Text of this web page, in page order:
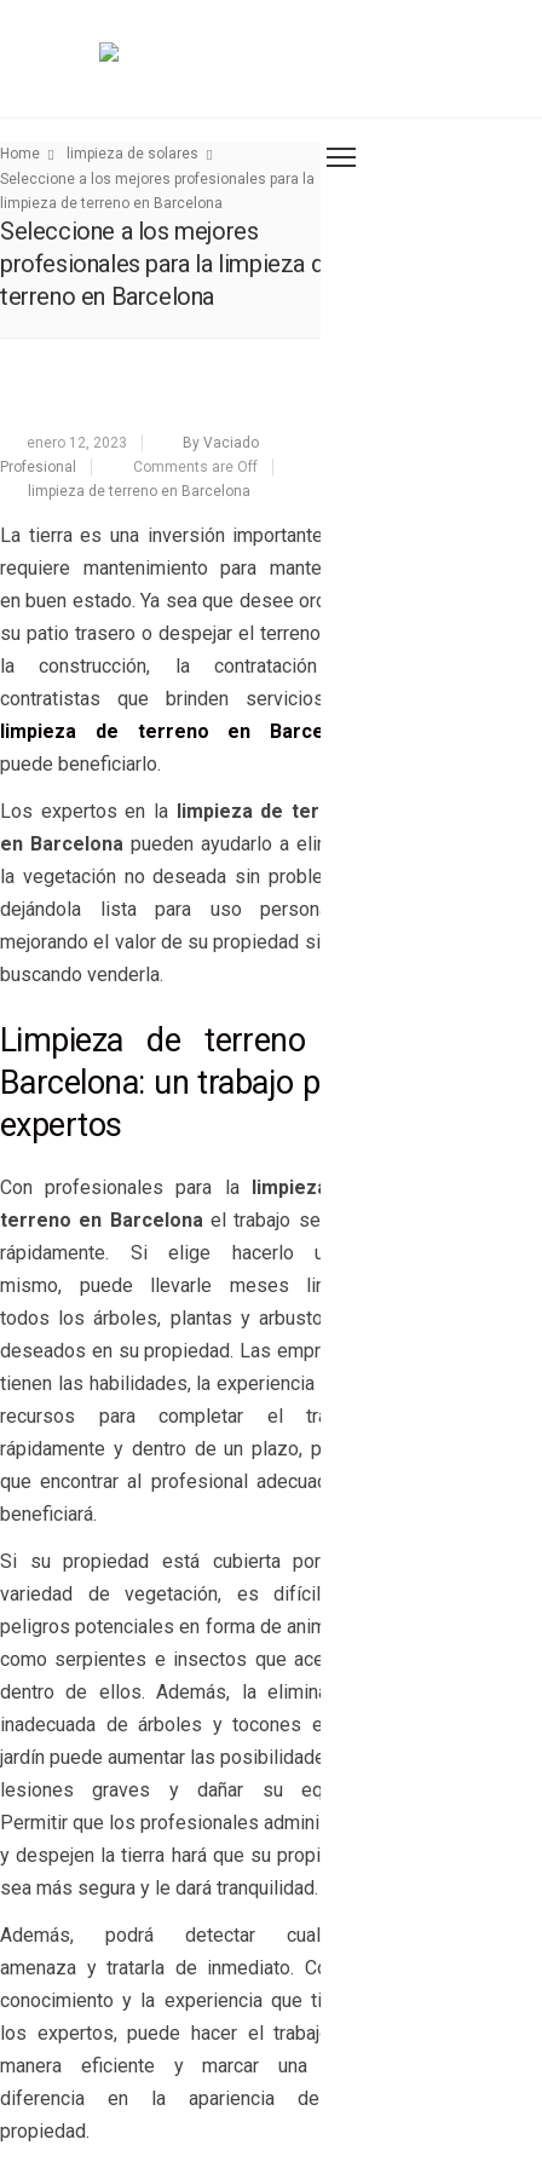
Home
limpieza de solares
Seleccione a los mejores profesionales para la
limpieza de terreno en Barcelona
Seleccione a los mejores
profesionales para la limpieza de
terreno en Barcelona
enero 12, 2023
By Vaciado
Profesional
Comments are Off
limpieza de terreno en Barcelona
La tierra es una inversión importante que
requiere mantenimiento para mantenerla
en buen estado. Ya sea que desee ordenar
su patio trasero o despejar el terreno para
la construcción, la contratación de
contratistas que brinden servicios de
limpieza de terreno en Barcelona
puede beneficiarlo.
Los expertos en la limpieza de terreno
en Barcelona pueden ayudarlo a eliminar
la vegetación no deseada sin problemas,
dejándola lista para uso personal y
mejorando el valor de su propiedad si está
buscando venderla.
Limpieza de terreno en
Barcelona: un trabajo para
expertos
Con profesionales para la limpieza de
terreno en Barcelonael trabajo se hará
rápidamente. Si elige hacerlo usted
mismo, puede llevarle meses limpiar
todos los árboles, plantas y arbustos no
deseados en su propiedad. Las empresas
tienen las habilidades, la experiencia y los
recursos para completar el trabajo
rápidamente y dentro de un plazo, por lo
que encontrar al profesional adecuado lo
beneficiará.
Si su propiedad está cubierta por una
variedad de vegetación, es difícil ver
peligros potenciales en forma de animales
como serpientes e insectos que acechan
dentro de ellos. Además, la eliminación
inadecuada de árboles y tocones en su
jardín puede aumentar las posibilidades de
lesiones graves y dañar su equipo.
Permitir que los profesionales administren
y despejen la tierra hará que su propiedad
sea más segura y le dará tranquilidad.
Además, podrá detectar cualquier
amenaza y tratarla de inmediato. Con el
conocimiento y la experiencia que tienen
los expertos, puede hacer el trabajo de
manera eficiente y marcar una gran
diferencia en la apariencia de su
propiedad.